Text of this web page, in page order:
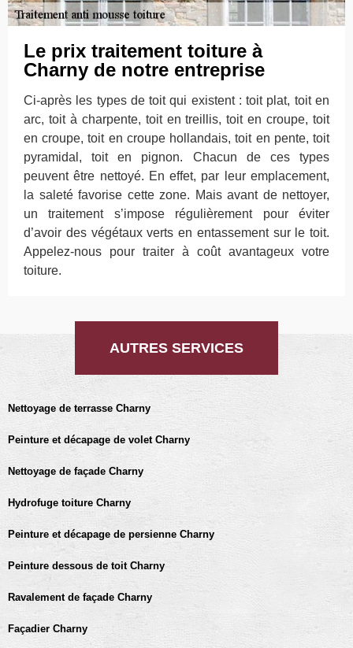
Le prix traitement toiture à
Charny de notre entreprise
Ci-après les types de toit qui existent : toit plat, toit en
arc, toit à charpente, toit en treillis, toit en croupe, toit
en croupe, toit en croupe hollandais, toit en pente, toit
pyramidal, toit en pignon. Chacun de ces types
peuvent être nettoyé. En effet, par leur emplacement,
la saleté favorise cette zone. Mais avant de nettoyer,
un traitement s’impose régulièrement pour éviter
d’avoir des végétaux verts en entassement sur le toit.
Appelez-nous pour traiter à coût avantageux votre
toiture.
AUTRES SERVICES
Nettoyage de terrasse Charny
Peinture et décapage de volet Charny
Nettoyage de façade Charny
Hydrofuge toiture Charny
Peinture et décapage de persienne Charny
Peinture dessous de toit Charny
Ravalement de façade Charny
Façadier Charny